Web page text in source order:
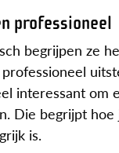
professioneel
begrijpen ze
interessant om
Die begrijpt
is.